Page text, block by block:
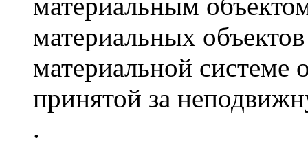
материальным
материальных
материальной системе
принятой за
.